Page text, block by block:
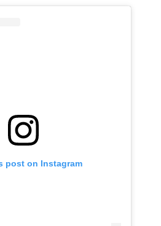
post on Instagram